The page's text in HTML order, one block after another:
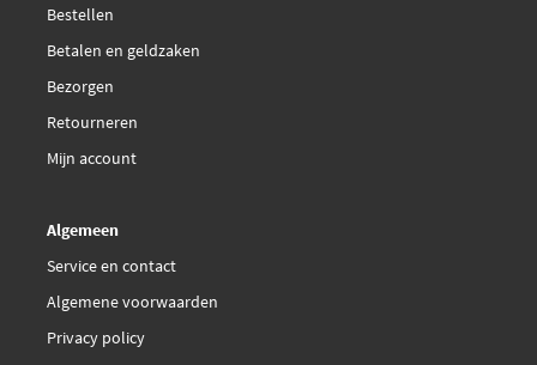
Lucas DMB2062
Magneti Marelli
Maxgear 13-0262
Meat Doria 10775
Bestellen
Betalen en geldzaken
Bezorgen
Retourneren
Mijn account
Algemeen
Service en contact
Algemene voorwaarden
Privacy policy